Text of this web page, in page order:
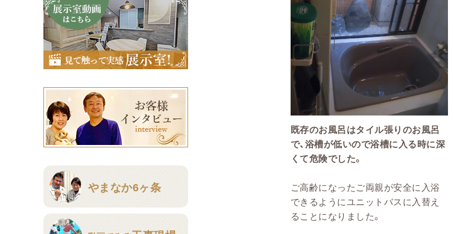
やまなか6ヶ条
既存のお風呂はタイル張りのお風呂
で、浴槽が低いので浴槽に入る時に深
くて危険でした。
ご高齢になったご両親が安全に入浴
できるようにユニットバスに入替え
ることになりました。